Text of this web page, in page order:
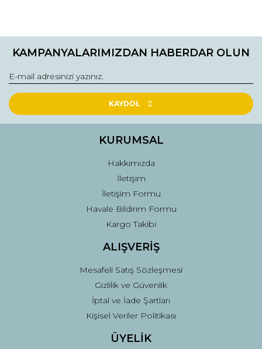
KAMPANYALARIMIZDAN HABERDAR OLUN
KAYDOL
KURUMSAL
Hakkımızda
İletişim
İletişim Formu
Havale Bildirim Formu
Kargo Takibi
ALIŞVERİŞ
Mesafeli Satış Sözleşmesi
Gizlilik ve Güvenlik
İptal ve İade Şartları
Kişisel Veriler Politikası
ÜYELİK